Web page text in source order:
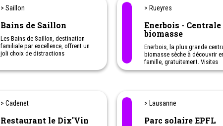
Tennis, Via Ferrata et Via Cordata
(encordés), Basketball, Football,
Pétanque, Ping-Pong, Parc
Accrobranches, Piscine, Wellness &
Spa… Mais aussi des balades à
poney, des ateliers de cuisine pour
petits, dégustation de vins, tir à
marmottes, la vie sur l’alpage, le
animations.
animations pour les enfants /
midis : Temps libre pour toute
> Saillon
Bains de Saillon
Les Bains de Saillon, destination
familiale par excellence, offrent un
joli choix de distractions
deux pas de chez vous!
> Rueyres
Enerbois - Centrale
biomasse
Enerbois, la plus grande
biomasse sèche à découvrir
famille, gratuitement. Visites
guidées sur rendez-vous.
> Cadenet
Restaurant le Dix'Vin
> Lausanne
Parc solaire EPFL